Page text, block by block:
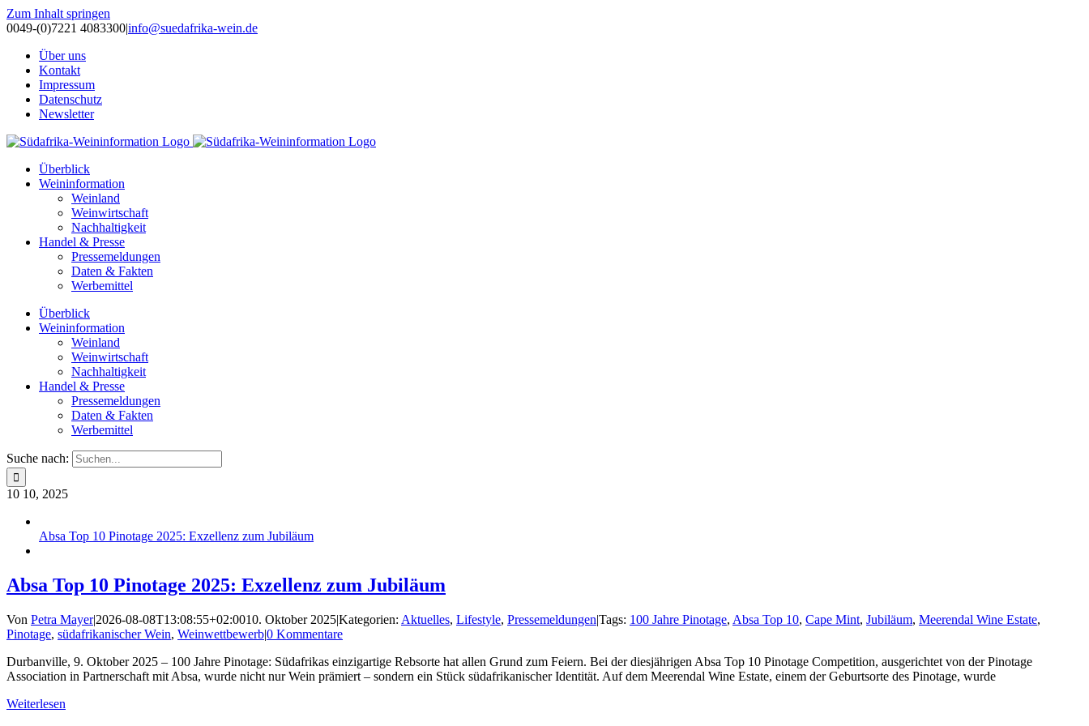
Zum Inhalt springen
0049-(0)7221 4083300|info@suedafrika-wein.de
Über uns
Kontakt
Impressum
Datenschutz
Newsletter
Überblick
Weininformation
Weinland
Weinwirtschaft
Nachhaltigkeit
Handel & Presse
Pressemeldungen
Daten & Fakten
Werbemittel
Überblick
Weininformation
Weinland
Weinwirtschaft
Nachhaltigkeit
Handel & Presse
Pressemeldungen
Daten & Fakten
Werbemittel
Suche nach:
10 10, 2025
Absa Top 10 Pinotage 2025: Exzellenz zum Jubiläum
Absa Top 10 Pinotage 2025: Exzellenz zum Jubiläum
Von Petra Mayer|2026-08-08T13:08:55+02:0010. Oktober 2025|Kategorien: Aktuelles, Lifestyle, Pressemeldungen|Tags: 100 Jahre Pinotage, Absa Top 10, Cape Mint, Jubiläum, Meerendal Wine Estate,
Pinotage, südafrikanischer Wein, Weinwettbewerb|0 Kommentare
Durbanville, 9. Oktober 2025 – 100 Jahre Pinotage: Südafrikas einzigartige Rebsorte hat allen Grund zum Feiern. Bei der diesjährigen Absa Top 10 Pinotage Competition, ausgerichtet von der Pinotage
Association in Partnerschaft mit Absa, wurde nicht nur Wein prämiert – sondern ein Stück südafrikanischer Identität. Auf dem Meerendal Wine Estate, einem der Geburtsorte des Pinotage, wurde
Weiterlesen